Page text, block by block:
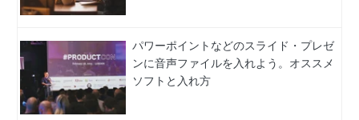
パワーポイントなどのスライド・プレゼ
ンに音声ファイルを入れよう。オススメ
ソフトと入れ方